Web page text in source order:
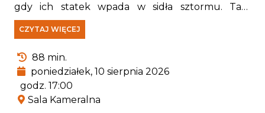
gdy ich statek wpada w sidła sztormu. Tam
spotykają Rexa — szczeniaka, który od lat jest
uwięziony na wyspie i stał się prawdziwym
pradawnymi gadami.
CZYTAJ WIĘCEJ
88 min.
poniedziałek, 10 sierpnia 2026
godz. 17:00
Sala Kameralna